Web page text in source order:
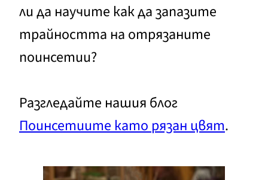
ли да научите как да запазите
трайността на отрязаните
поинсетии?
Разгледайте нашия блог
Поинсетиите като рязан цвят.